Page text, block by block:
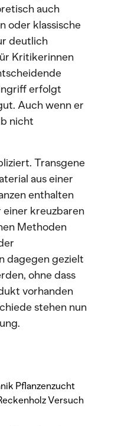
auch
oder klassische
deutlich
Kritikerinnen
erfolgt
Auch wenn er
nicht
Transgene
aus einer
enthalten
einer kreuzbaren
Methoden
dagegen gezielt
ohne dass
vorhanden
stehen nun